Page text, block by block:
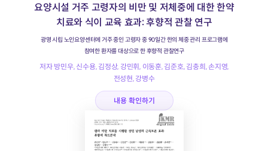
요양시설 거주 고령자의 비만 및 저체중에 대한 한약
치료와 식이 교육 효과: 후향적 관찰 연구
광명 시립 노인요양센터에 거주 중인 고령자 중 90일간 한의 체중 관리 프로그램에
참여한 환자를 대상으로 한 후향적 관찰연구
저자 방민우, 신수용, 김정상, 강민휘, 이동훈, 김준호, 김충희, 손지영,
전성현, 강병수
내용 확인하기